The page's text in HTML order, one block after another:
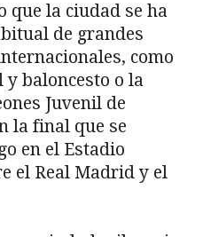
que la ciudad se ha
de grandes
como
y baloncesto o la
Juvenil de
la final que se
en el Estadio
el Real Madrid y el